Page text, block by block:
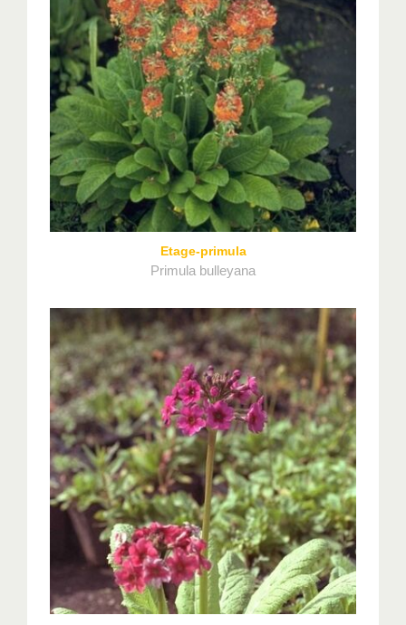
Etage-primula
Primula bulleyana